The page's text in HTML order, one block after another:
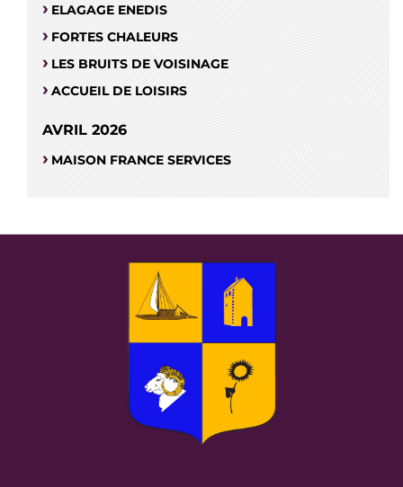
ELAGAGE ENEDIS
FORTES CHALEURS
LES BRUITS DE VOISINAGE
ACCUEIL DE LOISIRS
AVRIL 2026
MAISON FRANCE SERVICES